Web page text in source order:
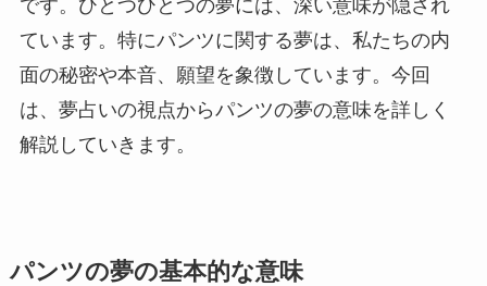
です。ひとつひとつの夢には、深い意味が隠され
ています。特にパンツに関する夢は、私たちの内
面の秘密や本音、願望を象徴しています。今回
は、夢占いの視点からパンツの夢の意味を詳しく
解説していきます。
パンツの夢の基本的な意味